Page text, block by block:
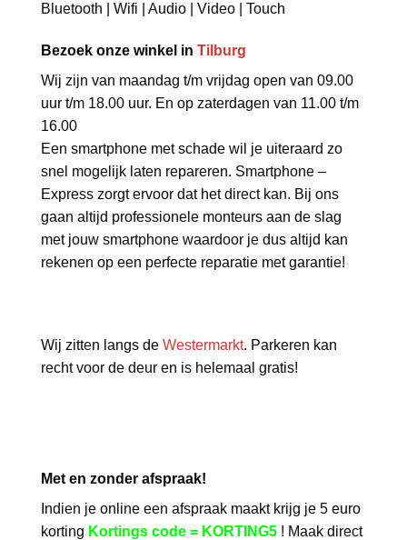
Bluetooth | Wifi | Audio | Video | Touch
Bezoek onze winkel in Tilburg
Wij zijn van maandag t/m vrijdag open van 09.00
uur t/m 18.00 uur. En op zaterdagen van 11.00 t/m
16.00
Een smartphone met schade wil je uiteraard zo
snel mogelijk laten repareren. Smartphone –
Express zorgt ervoor dat het direct kan. Bij ons
gaan altijd professionele monteurs aan de slag
met jouw smartphone waardoor je dus altijd kan
rekenen op een perfecte reparatie met garantie!
Wij zitten langs de Westermarkt. Parkeren kan
recht voor de deur en is helemaal gratis!
Met en zonder afspraak!
Indien je online een afspraak maakt krijg je 5 euro
korting Kortings code = KORTING5 ! Maak direct